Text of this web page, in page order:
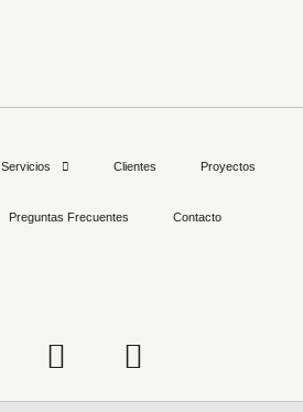
Servicios Clientes Proyectos
Preguntas Frecuentes Contacto